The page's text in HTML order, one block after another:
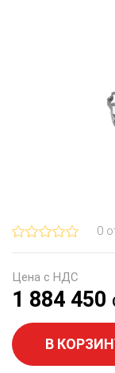
0
Цена с НДС
1 884 450
В